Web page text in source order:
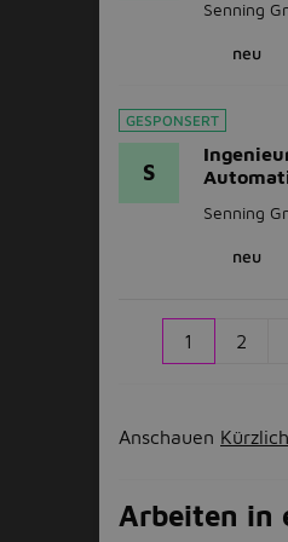
Senning
neu
GESPONSERT
S
Senning
neu
1 2
Anschauen
Arbeiten in